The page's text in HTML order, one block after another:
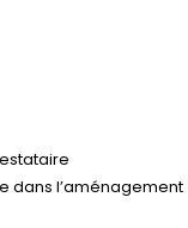
dans l’aménagement